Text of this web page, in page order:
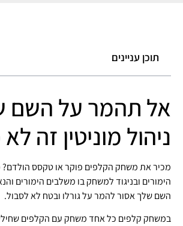
תוכן עניינים
אל תהמר על השם
ניהול מוניטין זה
מכיר את משחק הקלפים פוקר או טקסס
הימורים ובניגוד למשחק בו משלבים הימורים
השם שלך אסור להמר על גורלו ובטח לא לסבול.
במשחק קלפים כל אחד משחק עם הקלפים